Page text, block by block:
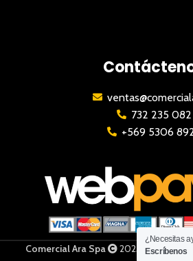
732 235 082
+569 5306
Comercial Ara Spa 2023 | Todos los
¿Necesitas
Escríbenos